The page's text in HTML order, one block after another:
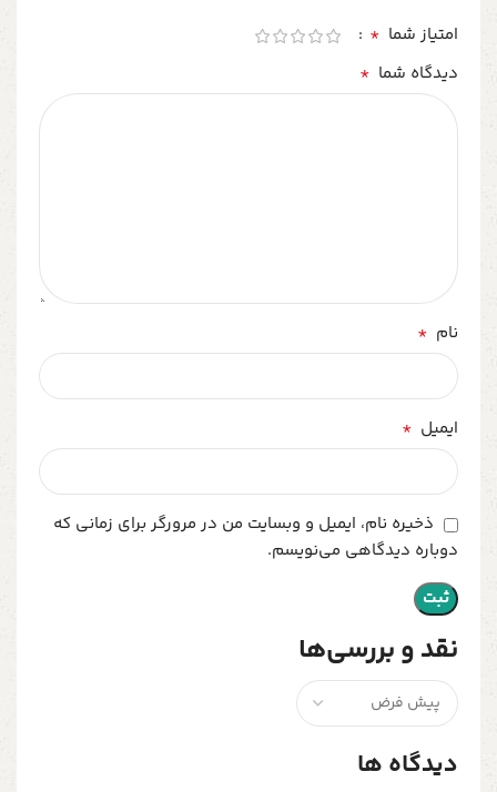
نقد و بررسی‌ها
دیدگاه ها
امتیاز شما *
دیدگاه شما *
نام *
ایمیل *
ذخیره نام، ایمیل و وبسایت من در مرورگر برای زمانی که
دوباره دیدگاهی می‌نویسم.